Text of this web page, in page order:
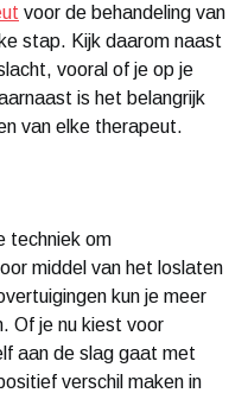
voor de behandeling van
stap. Kijk daarom naast
vooral of je op je
is het belangrijk
van elke therapeut.
techniek om
middel van het loslaten
kun je meer
Of je nu kiest voor
aan de slag gaat met
verschil maken in